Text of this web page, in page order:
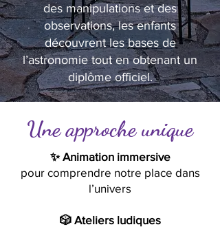
des manipulations et des
observations, les enfants
découvrent les bases de
l’astronomie tout en obtenant un
diplôme officiel.
Une approche unique
✨ Animation immersive
pour comprendre notre place dans
l’univers
🎲 Ateliers ludiques